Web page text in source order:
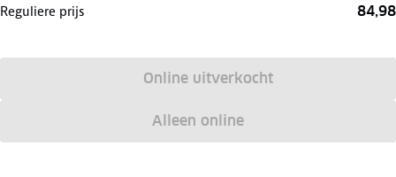
Reguliere prijs 84,98
Online uitverkocht
Alleen online